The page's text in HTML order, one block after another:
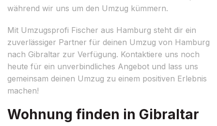
während wir uns um den Umzug kümmern.
Mit Umzugsprofi Fischer aus Hamburg steht dir ein
zuverlässiger Partner für deinen Umzug von Hamburg
nach Gibraltar zur Verfügung. Kontaktiere uns noch
heute für ein unverbindliches Angebot und lass uns
gemeinsam deinen Umzug zu einem positiven Erlebnis
machen!
Wohnung finden in Gibraltar